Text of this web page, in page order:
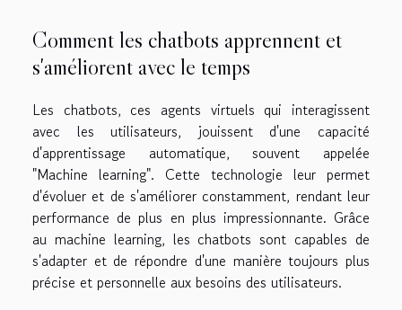
Comment les chatbots apprennent et
s'améliorent avec le temps
Les chatbots, ces agents virtuels qui interagissent
avec les utilisateurs, jouissent d'une capacité
d'apprentissage automatique, souvent appelée
"Machine learning". Cette technologie leur permet
d'évoluer et de s'améliorer constamment, rendant leur
performance de plus en plus impressionnante. Grâce
au machine learning, les chatbots sont capables de
s'adapter et de répondre d'une manière toujours plus
précise et personnelle aux besoins des utilisateurs.